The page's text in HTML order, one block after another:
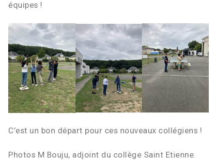
équipes !
C’est un bon départ pour ces nouveaux collégiens !
Photos M Bouju, adjoint du collège Saint Etienne.